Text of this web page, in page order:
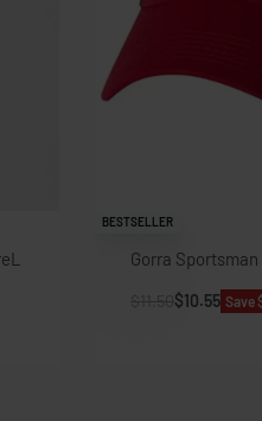
BESTSELLER
Gorra Sportsman
$10.55 Save